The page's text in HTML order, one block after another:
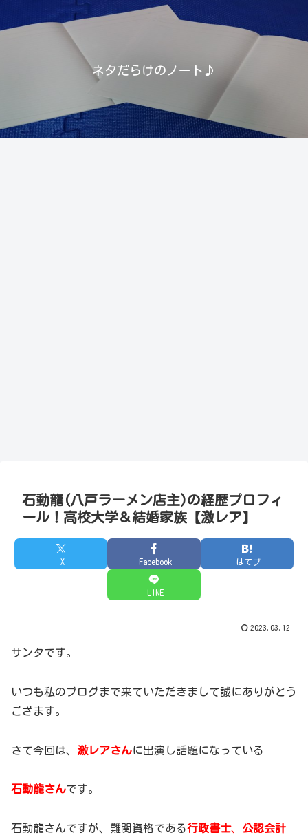
ネタだらけのノート♪
石動龍(八戸ラーメン店主)の経歴プロフィ
ール！高校大学＆結婚家族【激レア】
X Facebook はてブ
LINE
2023.03.12
サンタです。
いつも私のブログまで来ていただきまして誠にありがとう
ござます。
さて今回は、 激レアさんに出演し話題になっている
石動龍さんです。
石動龍さんですが、難関資格である行政書士、 公認会計